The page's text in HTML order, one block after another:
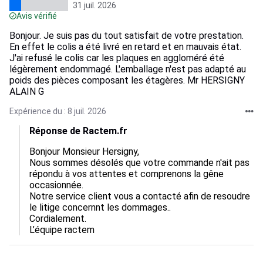
31 juil. 2026
Avis vérifié
Bonjour. Je suis pas du tout satisfait de votre prestation.
En effet le colis a été livré en retard et en mauvais état.
J'ai refusé le colis car les plaques en aggloméré été
légèrement endommagé. L'emballage n'est pas adapté au
poids des pièces composant les étagères. Mr HERSIGNY
ALAIN G
Expérience du : 8 juil. 2026
Réponse de Ractem.fr
Bonjour Monsieur Hersigny,
Nous sommes désolés que votre commande n'ait pas
répondu à vos attentes et comprenons la gêne
occasionnée.
Notre service client vous a contacté afin de resoudre
le litige concernnt les dommages..
Cordialement.
L’équipe ractem